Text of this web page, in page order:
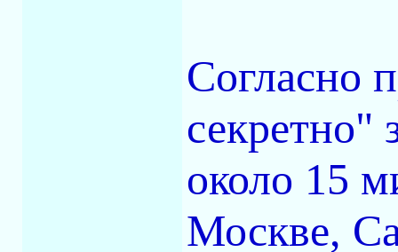
Согласно
секретно"
около 15
Москве,